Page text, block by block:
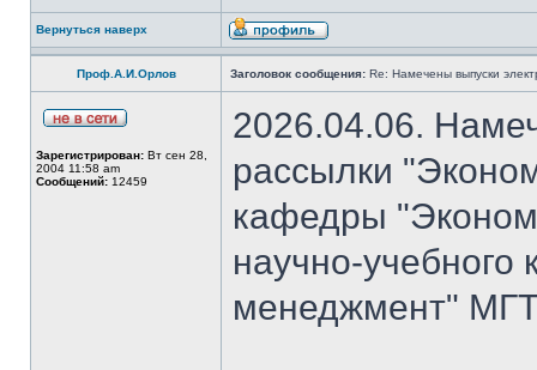
Вернуться наверх
Проф.А.И.Орлов Заголовок сообщения: Re: Намечены выпуски
Зарегистрирован: Вт сен 28,
2004 11:58 am
Сообщений: 12459
2026.04.06.
рассылки
кафедры
научно-
менеджмент"